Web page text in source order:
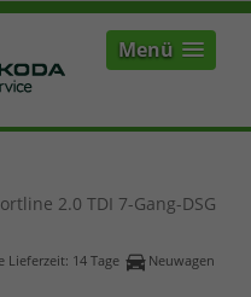
Menü
2.0 TDI 7-Gang-DSG
Lieferzeit: 14 Tage
Neuwagen